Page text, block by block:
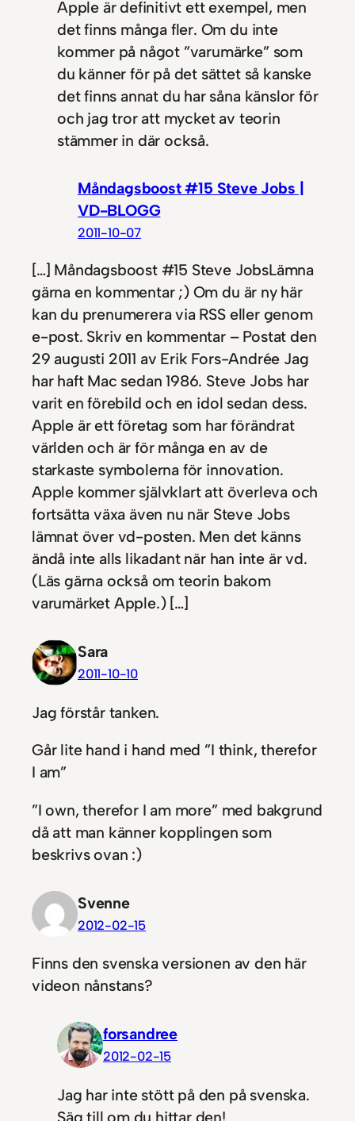
Apple är definitivt ett exempel, men
det finns många fler. Om du inte
kommer på något ”varumärke” som
du känner för på det sättet så kanske
det finns annat du har såna känslor för
och jag tror att mycket av teorin
stämmer in där också.
Måndagsboost #15 Steve Jobs |
VD-BLOGG
2011-10-07
[…] Måndagsboost #15 Steve JobsLämna
gärna en kommentar ;) Om du är ny här
kan du prenumerera via RSS eller genom
e-post. Skriv en kommentar – Postat den
29 augusti 2011 av Erik Fors-Andrée Jag
har haft Mac sedan 1986. Steve Jobs har
varit en förebild och en idol sedan dess.
Apple är ett företag som har förändrat
världen och är för många en av de
starkaste symbolerna för innovation.
Apple kommer självklart att överleva och
fortsätta växa även nu när Steve Jobs
lämnat över vd-posten. Men det känns
ändå inte alls likadant när han inte är vd.
(Läs gärna också om teorin bakom
varumärket Apple.) […]
Sara
2011-10-10
Jag förstår tanken.
Går lite hand i hand med ”I think, therefor
I am”
”I own, therefor I am more” med bakgrund
då att man känner kopplingen som
beskrivs ovan :)
Svenne
2012-02-15
Finns den svenska versionen av den här
videon nånstans?
forsandree
2012-02-15
Jag har inte stött på den på svenska.
Säg till om du hittar den!